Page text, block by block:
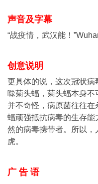
声音及字幕
“战疫情，武汉能！
创意说明
更具体的说，这次冠状
噬菊头蝠，菊头蝠本身
并不奇怪，病原菌往往
蝠顽强抵抗病毒的生存
然的病毒携带者。所以
虎。
广 告 语